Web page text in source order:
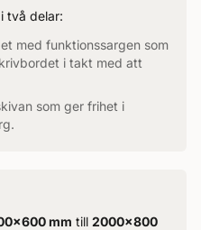
två delar:
med funktionssargen som
i takt med att
som ger frihet i
mm till 2000×800